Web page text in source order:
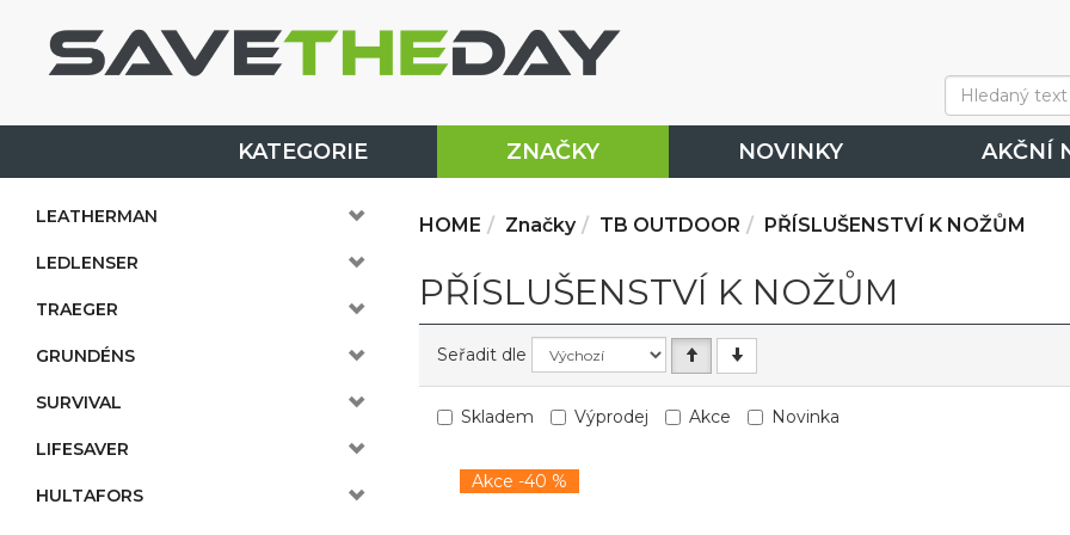
KATEGORIE ZNAČKY NOVINKY AKČNÍ
LEATHERMAN
LEDLENSER
TRAEGER
GRUNDÉNS
SURVIVAL
LIFESAVER
HULTAFORS
HOME Značky TB OUTDOOR PŘÍSLUŠENSTVÍ K NOŽŮM
PŘÍSLUŠENSTVÍ K NOŽŮM
Seřadit dle
Skladem Výprodej Akce Novinka
Akce -40 %